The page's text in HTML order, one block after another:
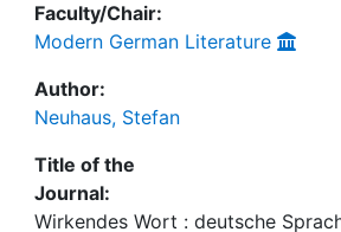
Faculty/Chair:
Modern German Literature
Author:
Neuhaus, Stefan
Title of the
Journal:
Wirkendes Wort : deutsche